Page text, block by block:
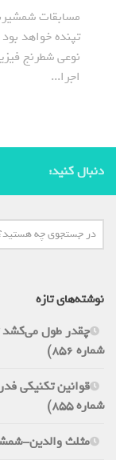
مسابقات
تپنده خواهد
اجرا...
دنبال کنید:
نوشته‌های تازه
چقدر طول می‌کشد تا
شماره 856)
شماره 855)
مثلث والدین-